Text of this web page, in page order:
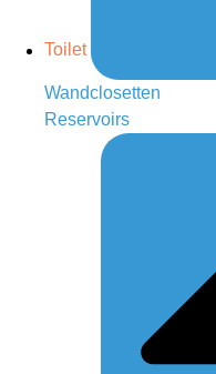
Toilet
Wandclosetten
Reservoirs